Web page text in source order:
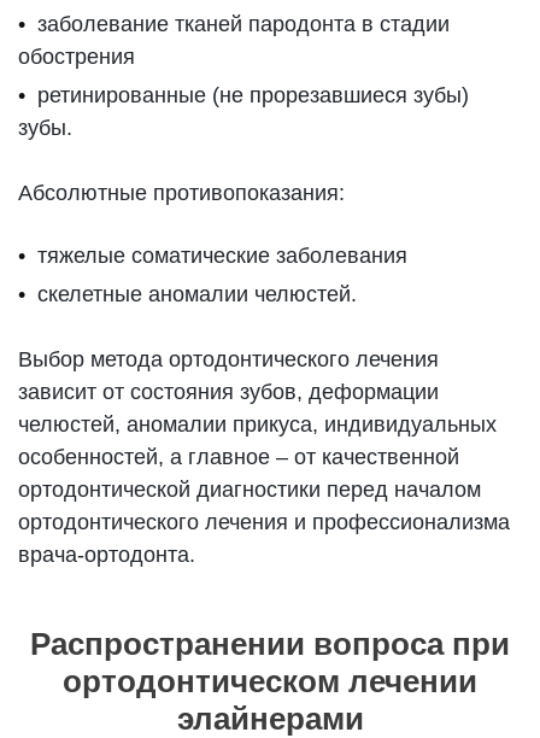
заболевание тканей пародонта в стадии
обострения
ретинированные (не прорезавшиеся зубы)
зубы.
Абсолютные противопоказания:
тяжелые соматические заболевания
скелетные аномалии челюстей.
Выбор метода ортодонтического лечения
зависит от состояния зубов, деформации
челюстей, аномалии прикуса, индивидуальных
особенностей, а главное – от качественной
ортодонтической диагностики перед началом
ортодонтического лечения и профессионализма
врача-ортодонта.
Распространении вопроса при
ортодонтическом лечении
элайнерами